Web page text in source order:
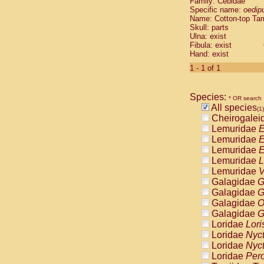
Cebidae
Cebidae
Cebidae
Cebidae
Cebidae
Cebidae
Cebidae
Cebidae
Cebidae
Cebidae
Cebidae
Cebidae
Atelidae
Atelidae
Atelidae
Atelidae
Atelidae
Atelidae
Atelidae
Atelidae
Atelidae
Atelidae
Pitheciidae
Specific name:
Name: Cotton-top
Skull: parts
Ulna: exist
Fibula: exist
Hand: exist
1 - 1 of 1
Species: * OR search
All species(1)
Lemuridae
Lemuridae
Lemuridae
Lemuridae
Lemuridae
Galagidae
Galagidae
Galagidae
Galagidae
Loridae
Loridae
Loridae
Loridae